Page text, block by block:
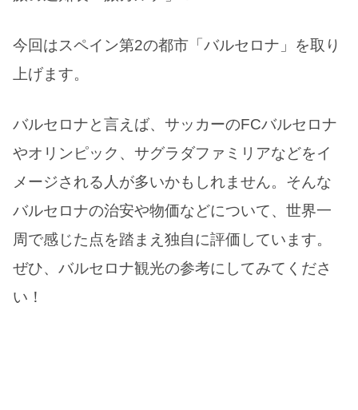
今回はスペイン第2の都市「バルセロナ」を取り
上げます。
バルセロナと言えば、サッカーのFCバルセロナ
やオリンピック、サグラダファミリアなどをイ
メージされる人が多いかもしれません。そんな
バルセロナの治安や物価などについて、世界一
周で感じた点を踏まえ独自に評価しています。
ぜひ、バルセロナ観光の参考にしてみてくださ
い！